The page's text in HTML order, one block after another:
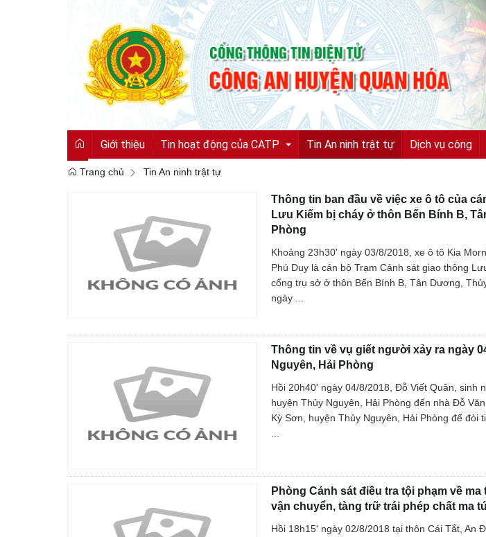
Giới thiệu Tin hoạt động của CATP
Hoạt động của CATP
Vì an ninh tổ quốc
Cải cách hành chính
Gương người người tốt việc tốt
Tin An ninh trật tự Dịch vụ công
Trang chủ Tin An ninh trật tự
Thông tin ban đầu về việc xe ô tô của
Lưu Kiếm bị cháy ở thôn Bến Bính B,
Phòng
Khoảng 23h30' ngày 03/8/2018, xe ô tô Kia
Phú Duy là cán bộ Trạm Cảnh sát giao thông
cổng trụ sở ở thôn Bến Bính B, Tân Dương,
ngày ...
Thông tin về vụ giết người xảy ra ngày
Nguyên, Hải Phòng
Hồi 20h40' ngày 04/8/2018, Đỗ Viết Quân, sinh
huyện Thủy Nguyên, Hải Phòng đến nhà Đỗ
Kỳ Sơn, huyện Thủy Nguyên, Hải Phòng để đòi
Phòng Cảnh sát điều tra tội phạm về
vận chuyển, tàng trữ trái phép chất ma
Hồi 18h15' ngày 02/8/2018 tại thôn Cái Tắt, An